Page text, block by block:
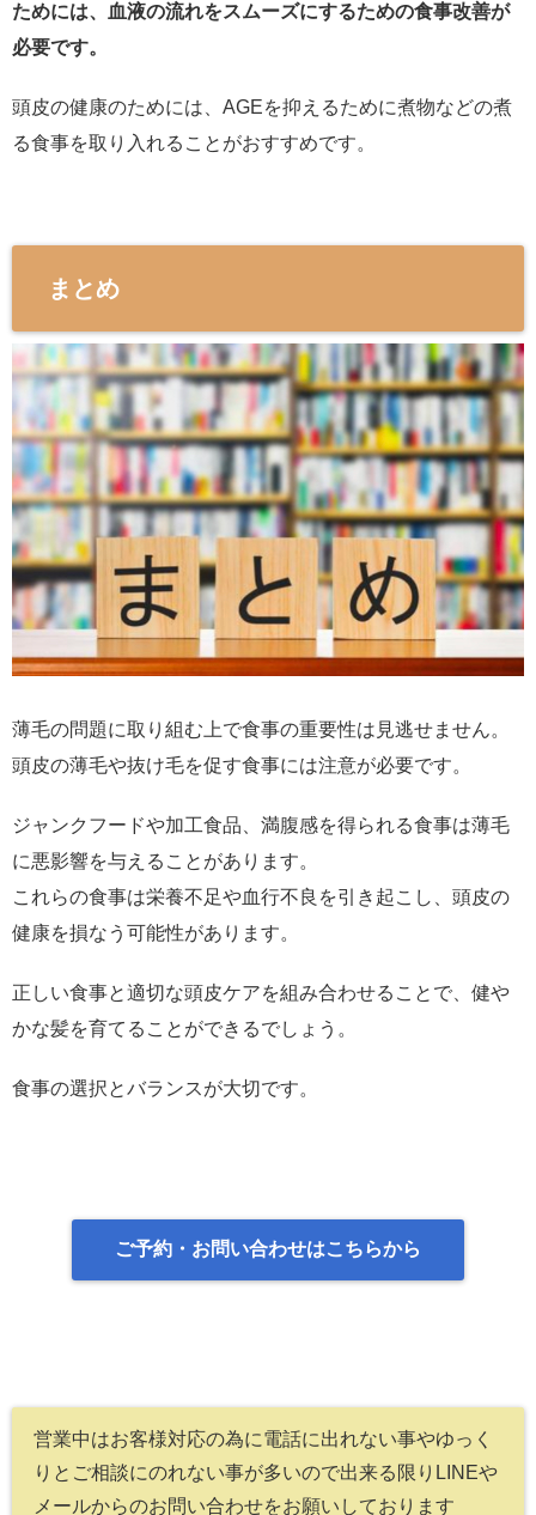
ためには、血液の流れをスムーズにするための食事改善が
必要です。
頭皮の健康のためには、AGEを抑えるために煮物などの煮
る食事を取り入れることがおすすめです。
まとめ
薄毛の問題に取り組む上で食事の重要性は見逃せません。
頭皮の薄毛や抜け毛を促す食事には注意が必要です。
ジャンクフードや加工食品、満腹感を得られる食事は薄毛
に悪影響を与えることがあります。
これらの食事は栄養不足や血行不良を引き起こし、頭皮の
健康を損なう可能性があります。
正しい食事と適切な頭皮ケアを組み合わせることで、健や
かな髪を育てることができるでしょう。
食事の選択とバランスが大切です。
ご予約・お問い合わせはこちらから
営業中はお客様対応の為に電話に出れない事やゆっく
りとご相談にのれない事が多いので出来る限りLINEや
メールからのお問い合わせをお願いしております